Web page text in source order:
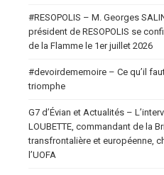
#RESOPOLIS – M. Georges
président de RESOPOLIS se
de la Flamme le 1er juillet 2026
#devoirdememoire – Ce qu’il
triomphe
G7 d’Évian et Actualités –
LOUBETTE, commandant de la
transfrontalière et européenne,
l’UOFA